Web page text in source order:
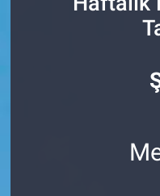
Son Dakika